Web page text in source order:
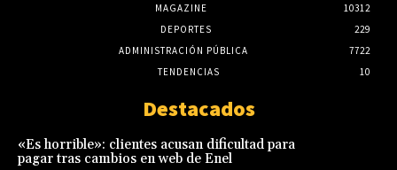
MAGAZINE
10312
DEPORTES
229
ADMINISTRACIÓN PÚBLICA
7722
TENDENCIAS
10
Destacados
«Es horrible»: clientes acusan dificultad para
pagar tras cambios en web de Enel